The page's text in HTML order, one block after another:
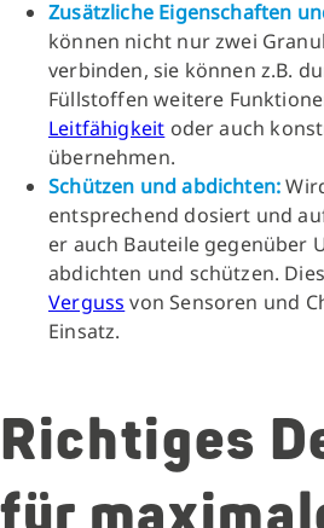
Zusätzliche Eigenschaften
können nicht nur zwei
verbinden, sie können z.B.
Füllstoffen weitere
Leitfähigkeit oder auch
übernehmen.
Schützen und abdichten:
entsprechend dosiert und
er auch Bauteile gegenüber
abdichten und schützen.
Verguss von Sensoren und
Einsatz.
Richtiges